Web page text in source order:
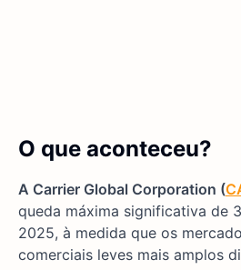
O que aconteceu?
A Carrier Global Corporation (
queda máxima significativa de
2025, à medida que os
comerciais leves mais amplos